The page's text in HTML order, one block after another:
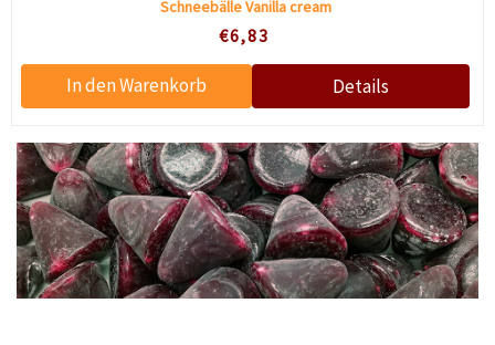
Schneebälle Vanilla cream
€6,83